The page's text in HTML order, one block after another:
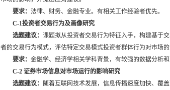
要求：法律、财务、金融专业。有相关工作经验者优先。
C-1投资者交易行为及画像研究
选题建议：课题拟从投资者交易行为特征入手，构建基于
者的交易行为模式，评估特定交易模式投资者群体行为对市场
要求：金融学、经济学相关学科背景，有较强的数据分析和
C-2证券市场信息对市场运行的影响研究
选题建议：
随着互联网技术发展，信息传播速度加快、覆